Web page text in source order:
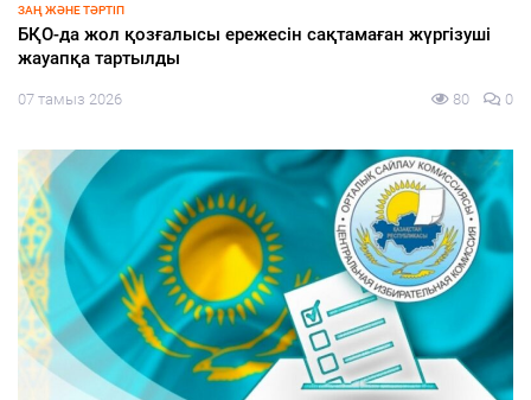
ҚАЛАЛЫҚТАР ҚАПЕРІНЕ
Қаладағы құрылыс нысандары тұрақты бақылауда